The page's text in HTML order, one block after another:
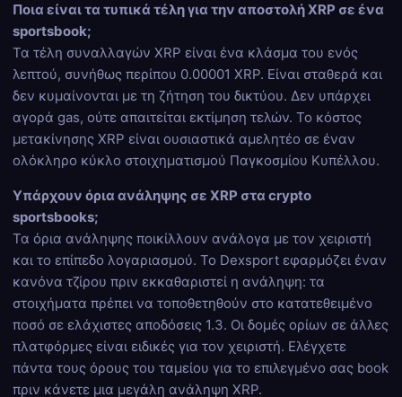
Ποια είναι τα τυπικά τέλη για την αποστολή XRP σε ένα
sportsbook;
Τα τέλη συναλλαγών XRP είναι ένα κλάσμα του ενός
λεπτού, συνήθως περίπου 0.00001 XRP. Είναι σταθερά και
δεν κυμαίνονται με τη ζήτηση του δικτύου. Δεν υπάρχει
αγορά gas, ούτε απαιτείται εκτίμηση τελών. Το κόστος
μετακίνησης XRP είναι ουσιαστικά αμελητέο σε έναν
ολόκληρο κύκλο στοιχηματισμού Παγκοσμίου Κυπέλλου.
Υπάρχουν όρια ανάληψης σε XRP στα crypto
sportsbooks;
Τα όρια ανάληψης ποικίλλουν ανάλογα με τον χειριστή
και το επίπεδο λογαριασμού. Το Dexsport εφαρμόζει έναν
κανόνα τζίρου πριν εκκαθαριστεί η ανάληψη: τα
στοιχήματα πρέπει να τοποθετηθούν στο κατατεθειμένο
ποσό σε ελάχιστες αποδόσεις 1.3. Οι δομές ορίων σε άλλες
πλατφόρμες είναι ειδικές για τον χειριστή. Ελέγχετε
πάντα τους όρους του ταμείου για το επιλεγμένο σας book
πριν κάνετε μια μεγάλη ανάληψη XRP.